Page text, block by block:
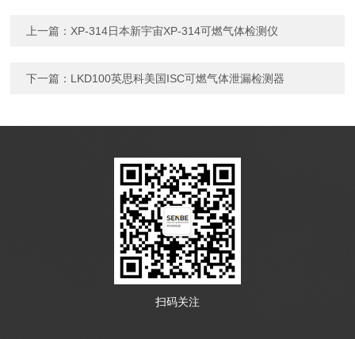
上一篇： XP-314日本新宇宙XP-314可燃气体检测仪
下一篇： LKD100英思科美国ISC可燃气体泄漏检测器
扫码关注